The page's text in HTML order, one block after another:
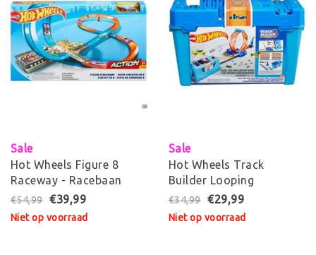
Sale
Hot Wheels Figure 8
Raceway - Racebaan
inclusief Hot Wheels
Voertuig
€54,99 €39,99
Niet op voorraad
Sale
Hot Wheels Track
Builder Looping
Challenge - Racebaan
€34,99 €29,99
Niet op voorraad